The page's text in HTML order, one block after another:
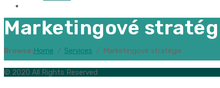
Marketingové
Browse:Home Services Marketingové stratégie
© 2020 All Rights Reserved